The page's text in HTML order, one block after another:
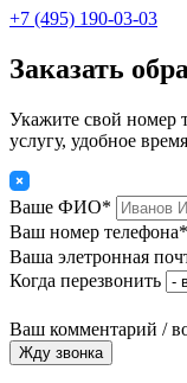
+7 (495) 190-03-03
Заказать
Укажите свой номер
услугу, удобное
Ваше ФИО*
Ваш номер телефона*
Ваша элетронная
Когда перезвонить
Ваш комментарий /
Жду звонка